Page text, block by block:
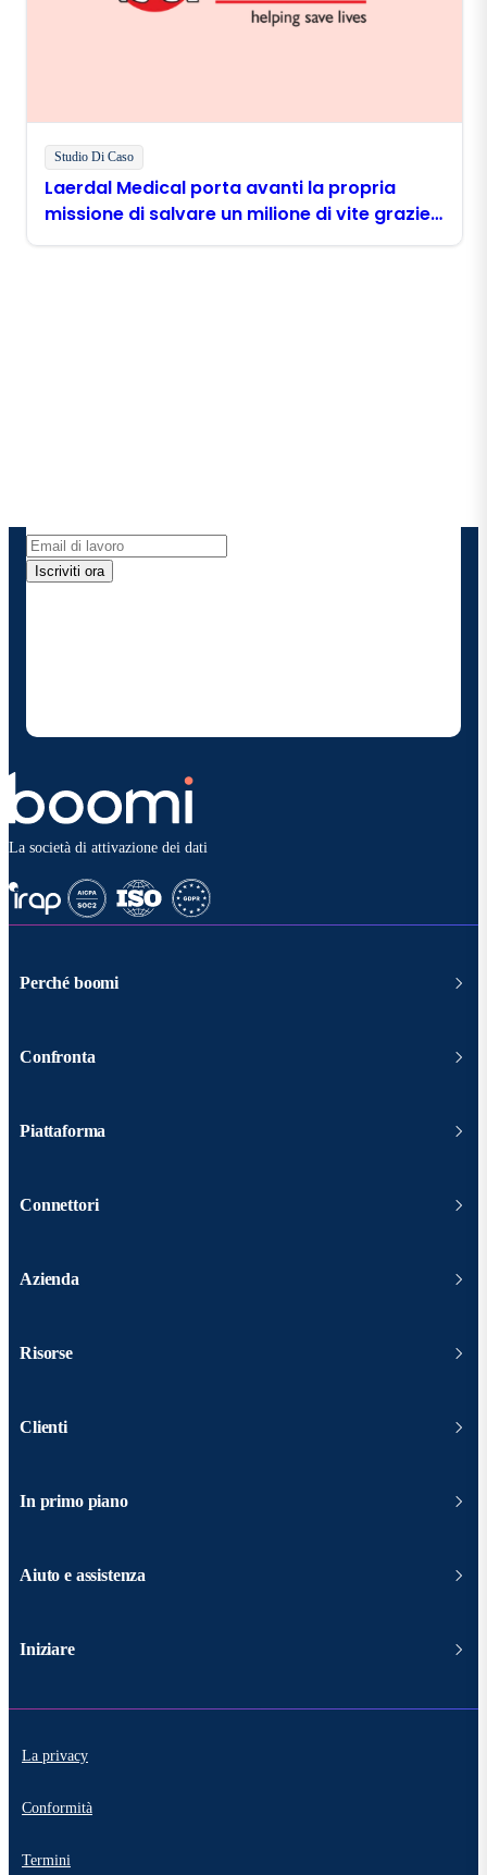
Studio Di Caso
Laerdal Medical porta avanti la propria
missione di salvare un milione di vite grazie
a Boomi
Iscriviti ora
La società di attivazione dei dati
Perché boomi
Confronta
Piattaforma
Connettori
Azienda
Risorse
Clienti
In primo piano
Aiuto e assistenza
Iniziare
La privacy
Conformità
Termini